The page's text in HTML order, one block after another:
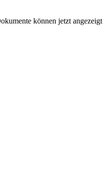
können jetzt angezeigt